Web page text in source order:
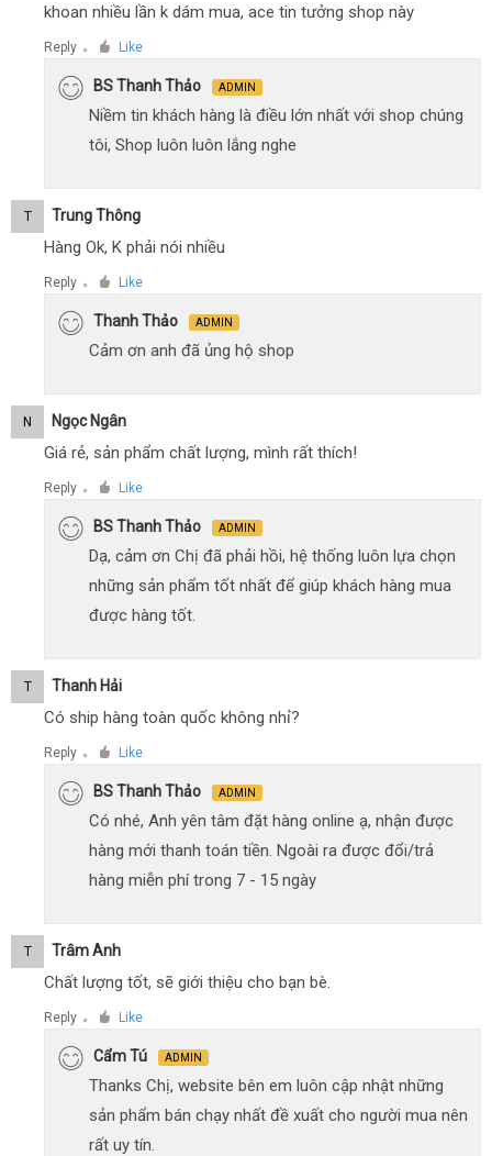
khoan nhiều lần k dám mua, ace tin tưởng shop này
Reply ● Like
BS Thanh Thảo ADMIN
Niềm tin khách hàng là điều lớn nhất với shop chúng
tôi, Shop luôn luôn lắng nghe
T Trung Thông
Hàng Ok, K phải nói nhiều
Reply ● Like
Thanh Thảo ADMIN
Cảm ơn anh đã ủng hộ shop
N Ngọc Ngân
Giá rẻ, sản phẩm chất lượng, mình rất thích!
Reply ● Like
BS Thanh Thảo ADMIN
Dạ, cảm ơn Chị đã phải hồi, hệ thống luôn lựa chọn
những sản phẩm tốt nhất để giúp khách hàng mua
được hàng tốt.
T Thanh Hải
Có ship hàng toàn quốc không nhỉ?
Reply ● Like
BS Thanh Thảo ADMIN
Có nhé, Anh yên tâm đặt hàng online ạ, nhận được
hàng mới thanh toán tiền. Ngoài ra được đổi/trả
hàng miễn phí trong 7 - 15 ngày
T Trâm Anh
Chất lượng tốt, sẽ giới thiệu cho bạn bè.
Reply ● Like
Cẩm Tú ADMIN
Thanks Chị, website bên em luôn cập nhật những
sản phẩm bán chạy nhất đề xuất cho người mua nên
rất uy tín.